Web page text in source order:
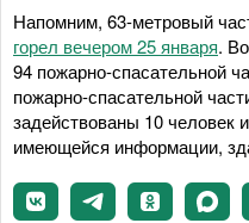
Напомним, 63-метровый
горел вечером 25 января.
94 пожарно-спасательной
пожарно-спасательной
задействованы 10 человек
имеющейся информации,